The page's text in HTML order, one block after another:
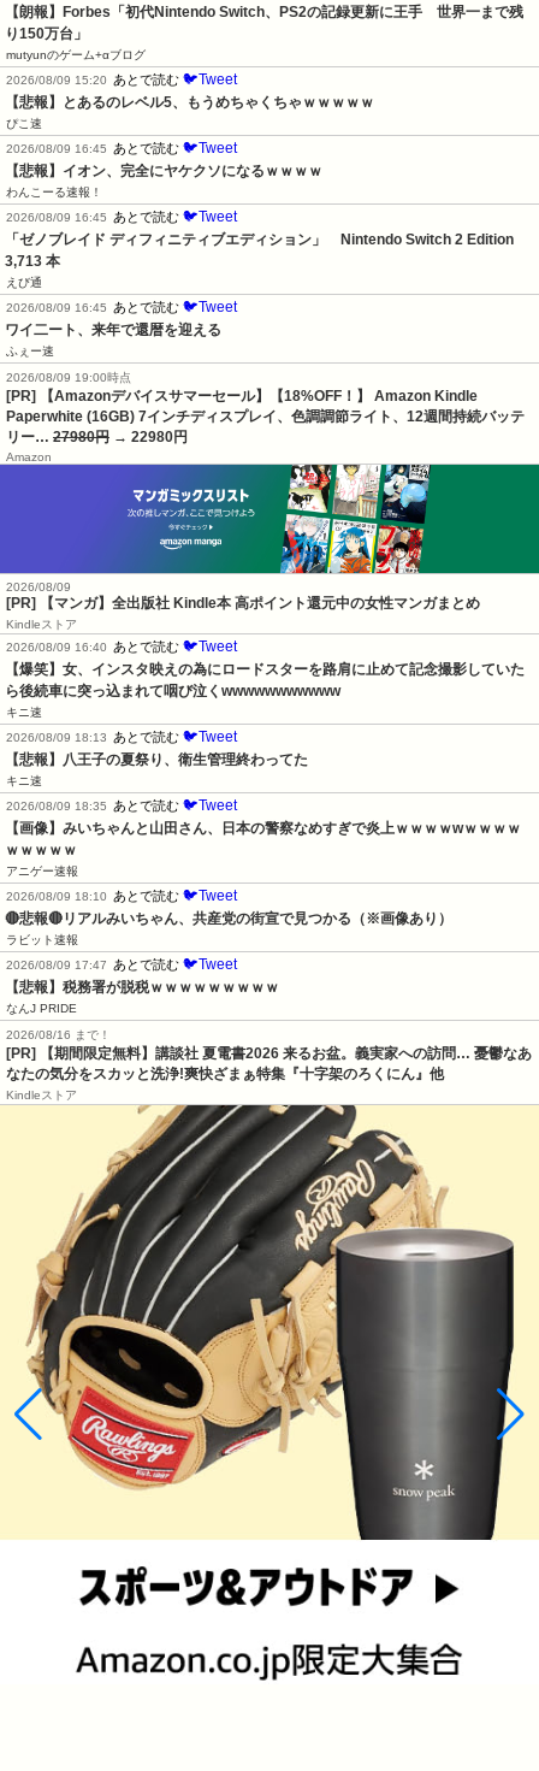
【朗報】Forbes「初代Nintendo Switch、PS2の記録更新に王手　世界一まで残
り150万台」
mutyunのゲーム+αブログ
2026/08/09 15:20
あとで読む 🐦Tweet
【悲報】とあるのレベル5、もうめちゃくちゃｗｗｗｗｗ
ぴこ速
2026/08/09 16:45
あとで読む 🐦Tweet
【悲報】イオン、完全にヤケクソになるｗｗｗｗ
わんこーる速報！
2026/08/09 16:45
あとで読む 🐦Tweet
「ゼノブレイド ディフィニティブエディション」　Nintendo Switch 2 Edition
3,713 本
えび通
2026/08/09 16:45
あとで読む 🐦Tweet
ワイ二ート、来年で還暦を迎える
ふぇー速
2026/08/09 19:00時点
[PR] 【Amazonデバイスサマーセール】【18%OFF！】 Amazon Kindle
Paperwhite (16GB) 7インチディスプレイ、色調調節ライト、12週間持続バッテ
リー… 27980円 → 22980円
Amazon
2026/08/09
[PR] 【マンガ】全出版社 Kindle本 高ポイント還元中の女性マンガまとめ
Kindleストア
2026/08/09 16:40
あとで読む 🐦Tweet
【爆笑】女、インスタ映えの為にロードスターを路肩に止めて記念撮影していた
ら後続車に突っ込まれて咽び泣くwwwwwwwwwww
キニ速
2026/08/09 18:13
あとで読む 🐦Tweet
【悲報】八王子の夏祭り、衛生管理終わってた
キニ速
2026/08/09 18:35
あとで読む 🐦Tweet
【画像】みいちゃんと山田さん、日本の警察なめすぎで炎上ｗｗｗｗwｗｗｗｗ
ｗｗｗｗｗ
アニゲー速報
2026/08/09 18:10
あとで読む 🐦Tweet
🔴悲報🔴リアルみいちゃん、共産党の街宣で見つかる（※画像あり）
ラビット速報
2026/08/09 17:47
あとで読む 🐦Tweet
【悲報】税務署が脱税ｗｗｗｗｗｗｗｗｗ
なんJ PRIDE
2026/08/16 まで！
[PR] 【期間限定無料】講談社 夏電書2026 来るお盆。義実家への訪問… 憂鬱なあ
なたの気分をスカッと洗浄!爽快ざまぁ特集『十字架のろくにん』他
Kindleストア